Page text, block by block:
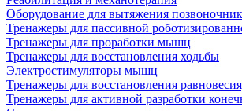
Оборудование для вытяжения
Тренажеры для пассивной
Тренажеры для проработки мышц
Тренажеры для восстановления ходьбы
Электростимуляторы мышц
Тренажеры для восстановления
Тренажеры для активной разработки